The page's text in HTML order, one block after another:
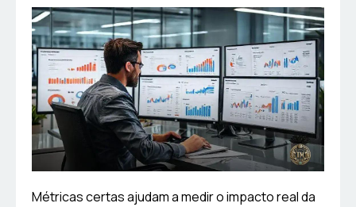
Métricas certas ajudam a medir o impacto real da